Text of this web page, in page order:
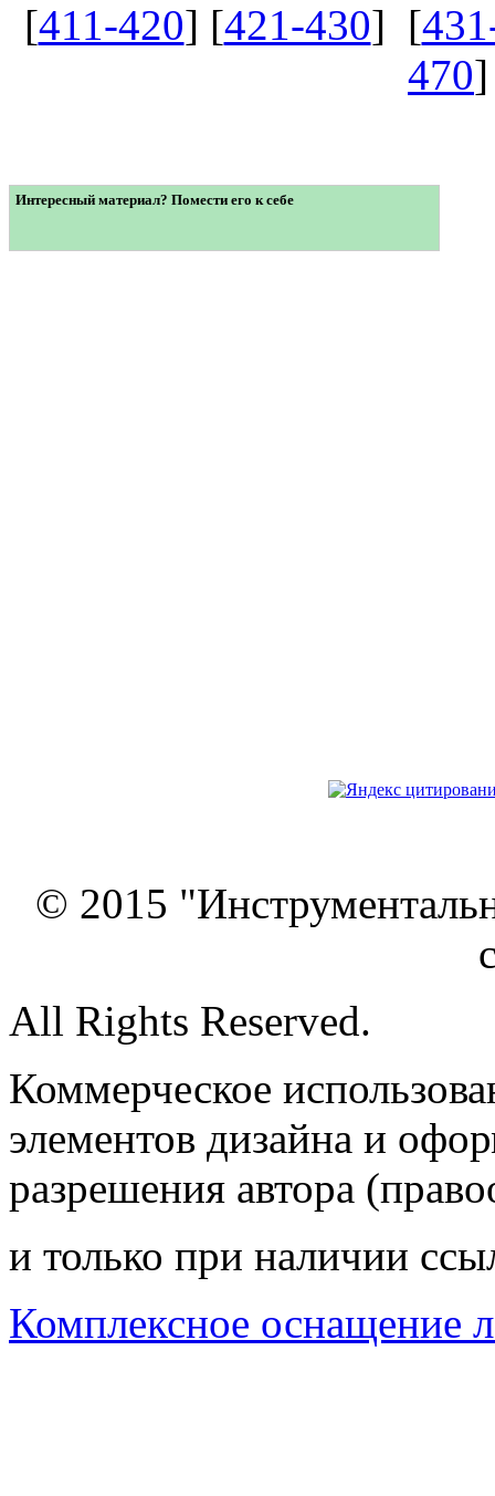
[411-420] [421-430] [
470
Интересный материал? Помести его к себе
© 2015
All Rights Reserved.
Коммерческое
элементов дизайна и
разрешения автора
и только при наличии
Комплексное оснащение